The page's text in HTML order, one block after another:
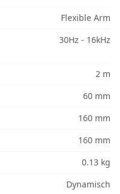
Flexible Arm
30Hz - 16kHz
2 m
60 mm
160 mm
160 mm
0.13 kg
Dynamisch